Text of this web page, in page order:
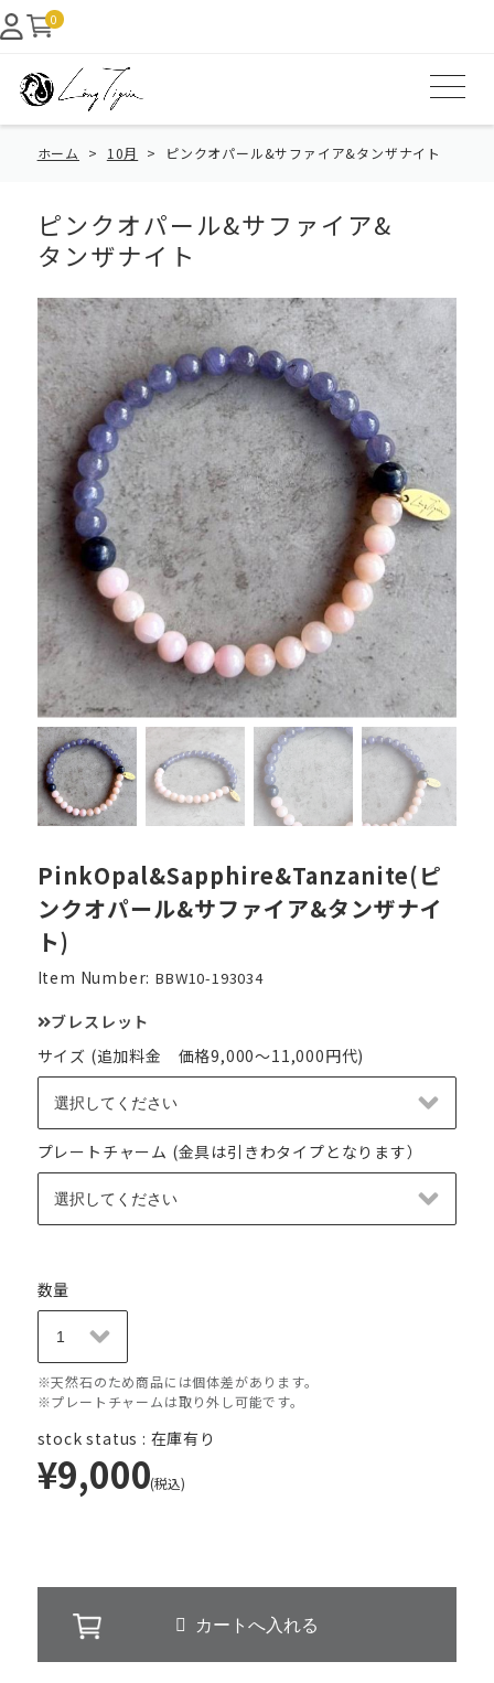
0
ホーム 10月 ピンクオパール&サファイア&タンザナイト
ピンクオパール&サファイア&
タンザナイト
PinkOpal&Sapphire&Tanzanite(ピ
ンクオパール&サファイア&タンザナイ
ト)
Item Number: BBW10-193034
ブレスレット
サイズ (追加料金 価格9,000～11,000円代)
プレートチャーム (金具は引きわタイプとなります）
数量
※天然石のため商品には個体差があります。
※プレートチャームは取り外し可能です。
stock status : 在庫有り
¥9,000(税込)